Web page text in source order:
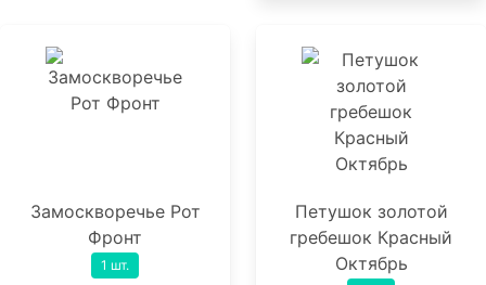
Замоскворечье Рот
Фронт
1 шт.
Петушок золотой
гребешок Красный
Октябрь